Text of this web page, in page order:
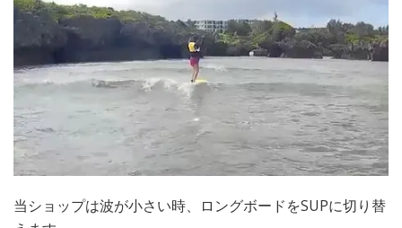
当ショップは波が小さい時、ロングボードをSUPに切り替